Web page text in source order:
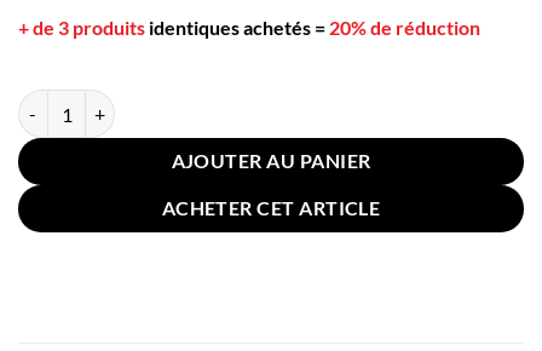
+ de 3 produits identiques achetés = 20% de réduction
quantité de Coussin Donut 40cm Motif Cochon
AJOUTER AU PANIER
ACHETER CET ARTICLE